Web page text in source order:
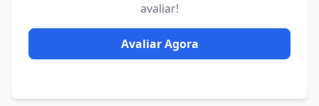
avaliar!
Avaliar Agora